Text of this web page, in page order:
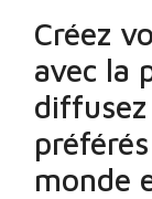
Créez
avec la
monde